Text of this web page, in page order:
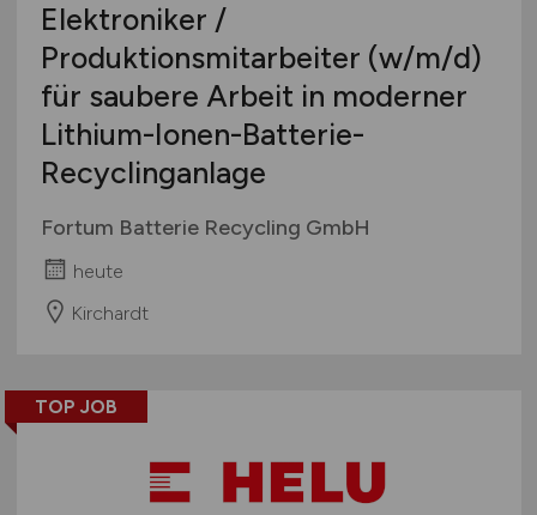
Elektroniker /
Produktionsmitarbeiter (w/m/d)
für saubere Arbeit in moderner
Lithium-Ionen-Batterie-
Recyclinganlage
Fortum Batterie Recycling GmbH
heute
Kirchardt
TOP JOB